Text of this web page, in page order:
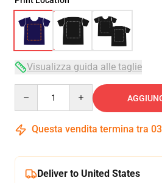
Visualizza guida alle taglie
Questa vendita termina tra 03
Deliver to United States